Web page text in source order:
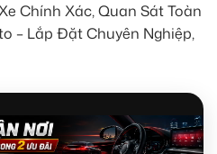
Chính Xác, Quan Sát Toàn
– Lắp Đặt Chuyên Nghiệp,